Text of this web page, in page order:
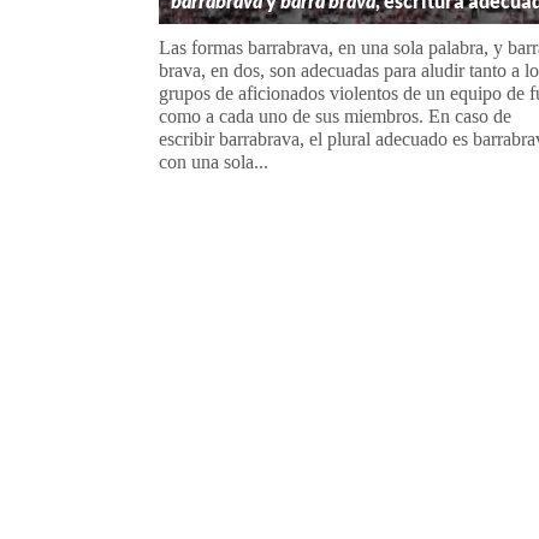
Las formas barrabrava, en una sola palabra, y
brava, en dos, son adecuadas para aludir tanto a
grupos de aficionados violentos de un equipo de
como a cada uno de sus miembros. En caso de
escribir barrabrava, el plural adecuado es
con una sola...